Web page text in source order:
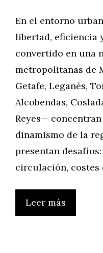
En el entorno
libertad, eficiencia
convertido en una
metropolitanas de
Getafe, Leganés,
Alcobendas,
Reyes—
dinamismo de la
presentan
circulación, costes
Leer más